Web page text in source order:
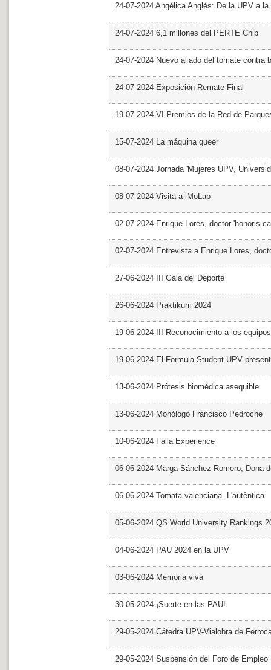
24-07-2024 Angélica Anglés: De la UPV a
24-07-2024 6,1 millones del PERTE Chip
24-07-2024 Nuevo aliado del tomate contra
24-07-2024 Exposición Remate Final
19-07-2024 VI Premios de la Red de
15-07-2024 La máquina queer
08-07-2024 Jornada 'Mujeres UPV,
08-07-2024 Visita a iMoLab
02-07-2024 Enrique Lores, doctor 'honoris
02-07-2024 Entrevista a Enrique Lores,
27-06-2024 III Gala del Deporte
26-06-2024 Praktikum 2024
19-06-2024 III Reconocimiento a los
19-06-2024 El Formula Student UPV
13-06-2024 Prótesis biomédica asequible
13-06-2024 Monólogo Francisco Pedroche
10-06-2024 Falla Experience
06-06-2024 Marga Sánchez Romero, Dona
06-06-2024 Tomata valenciana. L'autèntica
05-06-2024 QS World University Rankings
04-06-2024 PAU 2024 en la UPV
03-06-2024 Memoria viva
30-05-2024 ¡Suerte en las PAU!
29-05-2024 Cátedra UPV-Vialobra de
29-05-2024 Suspensión del Foro de Empleo